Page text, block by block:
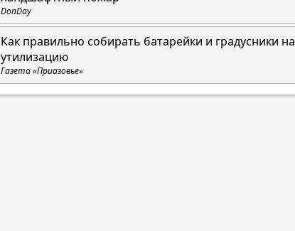
DonDay
Как правильно собирать батарейки и градусники на
утилизацию
Газета «Приазовье»